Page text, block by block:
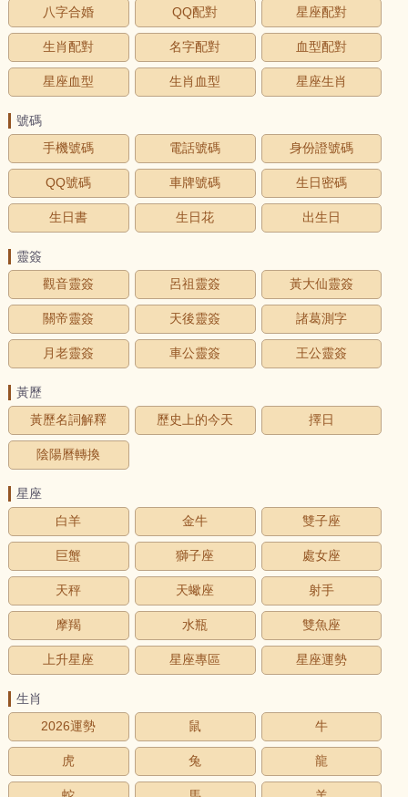
八字合婚
QQ配對 星座配對
生肖配對 名字配對 血型配對
星座血型 生肖血型 星座生肖
號碼
手機號碼
電話號碼 身份證號碼
QQ號碼 車牌號碼 生日密碼
生日書 生日花 出生日
靈簽
觀音靈簽
呂祖靈簽 黃大仙靈簽
關帝靈簽 天後靈簽 諸葛測字
月老靈簽 車公靈簽 王公靈簽
黃歷
黃歷名詞解釋
歷史上的今天 擇日
陰陽曆轉換
星座
白羊
金牛 雙子座
巨蟹 獅子座 處女座
天秤 天蠍座 射手
摩羯 水瓶 雙魚座
上升星座 星座專區 星座運勢
生肖
2026運勢
鼠 牛
虎 兔 龍